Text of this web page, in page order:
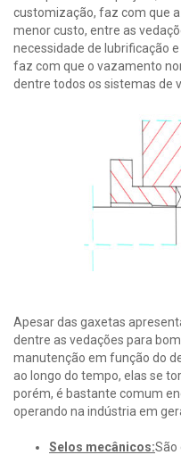
customização, faz com que
menor custo, entre as
necessidade de lubrificação
faz com que o vazamento
dentre todos os sistemas de
Apesar das gaxetas
dentre as vedações para
manutenção em função do
ao longo do tempo, elas se
porém, é bastante comum
operando na indústria em
Selos mecânicos:São